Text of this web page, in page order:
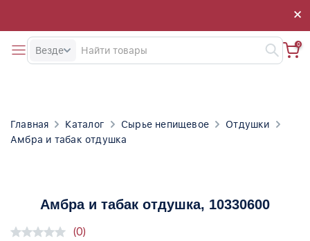
×
×
Везде
0
Главная Каталог Сырье непищевое
Отдушки
Амбра и табак отдушка
Амбра и табак отдушка, 10330600
(0)